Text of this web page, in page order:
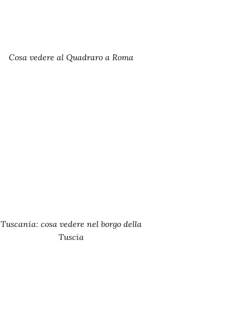
Cosa vedere al Quadraro a Roma
Tuscania: cosa vedere nel borgo della
Tuscia